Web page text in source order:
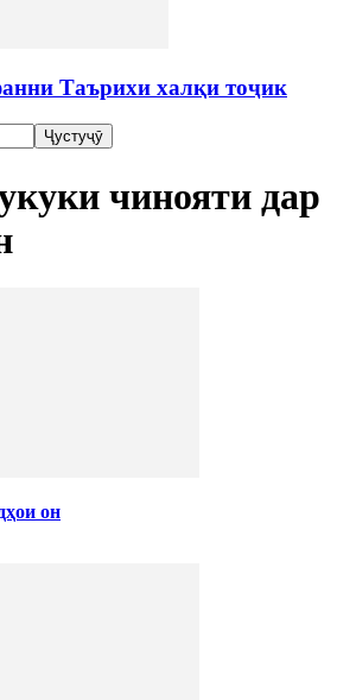
Таърихи халқи тоҷик
чинояти дар
он